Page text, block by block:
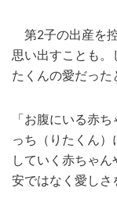
第2子の出産を
思い出すことも。
たくんの愛だった
「お腹にいる赤
っち（りたくん
していく赤ちゃ
安ではなく愛しさ